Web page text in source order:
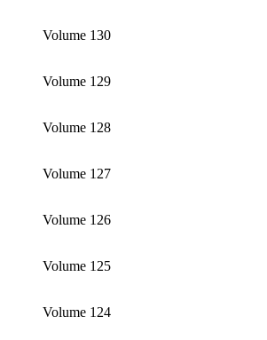
Volume 130
Volume 129
Volume 128
Volume 127
Volume 126
Volume 125
Volume 124